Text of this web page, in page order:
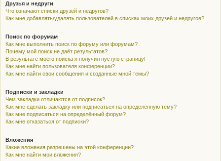
Друзья и недруги
Что означают списки друзей и недругов?
Как мне добавлять/удалять пользователей в списках моих друзей и недругов?
Поиск по форумам
Как мне выполнить поиск по форуму или форумам?
Почему мой поиск не даёт результатов?
В результате моего поиска я получил пустую страницу!
Как мне найти пользователя конференции?
Как мне найти свои сообщения и созданные мной темы?
Подписки и закладки
Чем закладки отличаются от подписок?
Как мне сделать закладку или подписаться на определённую тему?
Как мне подписаться на определённый форум?
Как мне отказаться от подписки?
Вложения
Какие вложения разрешены на этой конференции?
Как мне найти мои вложения?